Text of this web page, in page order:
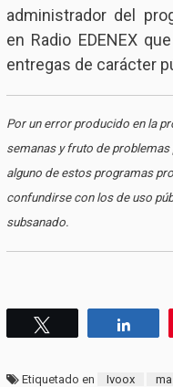
administrador del
en Radio EDENEX
entregas de carácter
Por un error producido en la
semanas y fruto de
alguno de estos programas
confundirse con los de uso
subsanado.
Etiquetado en Ivoox